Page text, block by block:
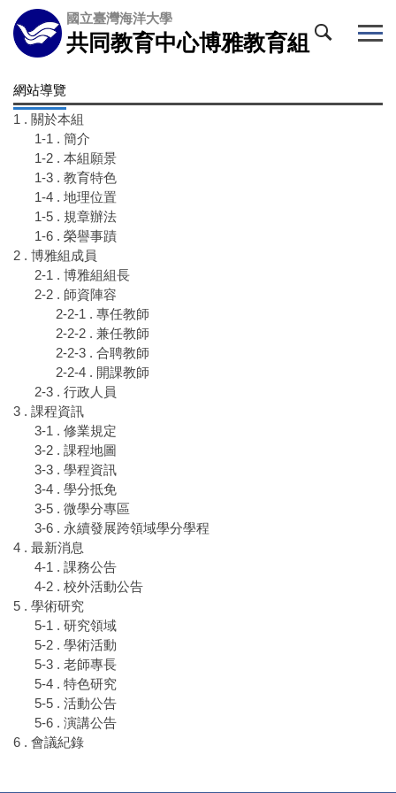
跳
到
主
內
容
國立臺灣海洋大學
共同教育中心博雅教育組
網站導覽
1 . 關於本組
1-1 . 簡介
1-2 . 本組願景
1-3 . 教育特色
1-4 . 地理位置
1-5 . 規章辦法
1-6 . 榮譽事蹟
2 . 博雅組成員
2-1 . 博雅組組長
2-2 . 師資陣容
2-2-1 . 專任教師
2-2-2 . 兼任教師
2-2-3 . 合聘教師
2-2-4 . 開課教師
2-3 . 行政人員
3 . 課程資訊
3-1 . 修業規定
3-2 . 課程地圖
3-3 . 學程資訊
3-4 . 學分抵免
3-5 . 微學分專區
3-6 . 永續發展跨領域學分學程
4 . 最新消息
4-1 . 課務公告
4-2 . 校外活動公告
5 . 學術研究
5-1 . 研究領域
5-2 . 學術活動
5-3 . 老師專長
5-4 . 特色研究
5-5 . 活動公告
5-6 . 演講公告
6 . 會議紀錄